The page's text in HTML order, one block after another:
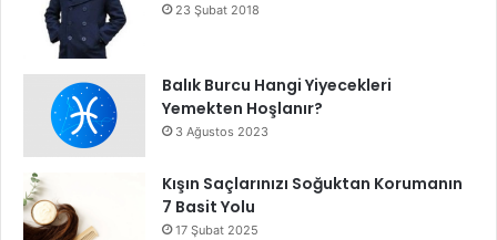
23 Şubat 2018
Balık Burcu Hangi Yiyecekleri
Yemekten Hoşlanır?
3 Ağustos 2023
Kışın Saçlarınızı Soğuktan Korumanın
7 Basit Yolu
17 Şubat 2025